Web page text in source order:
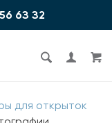
6З З2
для открыток